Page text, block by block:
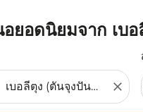
อยอดนิยมจาก เ
close